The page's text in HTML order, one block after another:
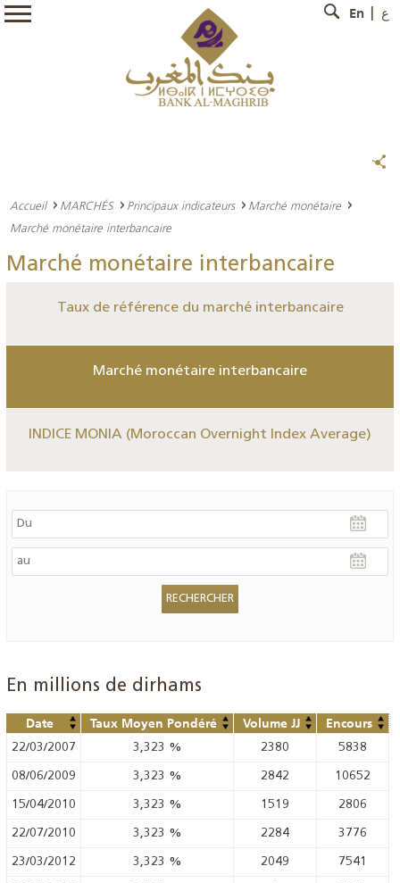
En ع
Accueil MARCHÉS Principaux indicateurs
Marché monétaire
Marché monétaire interbancaire
Marché monétaire interbancaire
Taux de référence du marché interbancaire
Marché monétaire interbancaire
INDICE MONIA (Moroccan Overnight Index Average)
En millions de dirhams
Date Taux Moyen Pondéré Volume JJ Encours
22/03/2007 3,323 % 2380 5838
08/06/2009 3,323 % 2842 10652
15/04/2010 3,323 % 1519 2806
22/07/2010 3,323 % 2284 3776
23/03/2012 3,323 % 2049 7541